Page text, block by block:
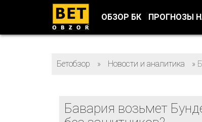
ОБЗОР БК ПРОГНОЗЫ
Бетобзор » Новости и аналитика »
Бавария возьмет